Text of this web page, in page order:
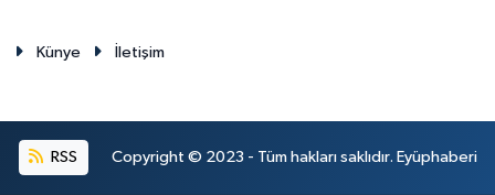
Künye İletişim
RSS Copyright © 2023 - Tüm hakları saklıdır. Eyüphaberi